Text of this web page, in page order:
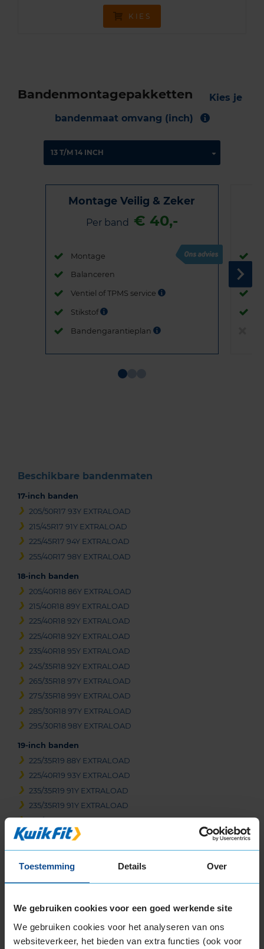
Toestemming Details Over
We gebruiken cookies voor een goed werkende site
We gebruiken cookies voor het analyseren van ons
websiteverkeer, het bieden van extra functies (ook voor
KIES
Bandenmontagepakketten
Kies je
bandenmaat omvang (inch)
Montage Veilig & Zeker
Per band € 40,-
Montage
Balanceren
Ventiel of TPMS service
Stikstof
Bandengarantieplan
Beschikbare bandenmaten
17-inch banden
205/50R17 93Y EXTRALOAD
215/45R17 91Y EXTRALOAD
225/45R17 94Y EXTRALOAD
255/40R17 98Y EXTRALOAD
18-inch banden
205/40R18 86Y EXTRALOAD
215/40R18 89Y EXTRALOAD
225/40R18 92Y EXTRALOAD
225/40R18 92Y EXTRALOAD
235/40R18 95Y EXTRALOAD
245/35R18 92Y EXTRALOAD
265/35R18 97Y EXTRALOAD
275/35R18 99Y EXTRALOAD
285/30R18 97Y EXTRALOAD
295/30R18 98Y EXTRALOAD
19-inch banden
225/35R19 88Y EXTRALOAD
225/40R19 93Y EXTRALOAD
235/35R19 91Y EXTRALOAD
235/35R19 91Y EXTRALOAD
235/35R19 91Y EXTRALOAD
235/40R19 96Y EXTRALOAD
235/40R19 96Y EXTRALOAD
245/35R19 93Y EXTRALOAD
245/35R19 93Y EXTRALOAD
245/35R19 93Y EXTRALOAD
245/40R19 98Y EXTRALOAD
255/30R19 91Y EXTRALOAD